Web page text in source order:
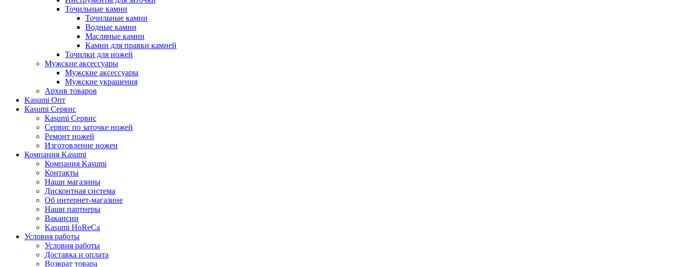
Точильные камни
Точильные камни
Водные камни
Масляные камни
Камни для правки камней
Точилки для ножей
Мужские аксессуары
Мужские аксессуары
Мужские украшения
Архив товаров
Kasumi Опт
Кasumi Сервис
Кasumi Сервис
Сервис по заточке ножей
Ремонт ножей
Изготовление ножен
Компания Kasumi
Компания Kasumi
Контакты
Наши магазины
Дисконтная система
Об интернет-магазине
Наши партнеры
Вакансии
Kasumi HoReCa
Условия работы
Условия работы
Доставка и оплата
Возврат товара